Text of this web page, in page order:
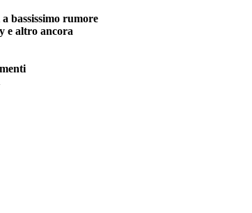
bassissimo rumore
e altro ancora